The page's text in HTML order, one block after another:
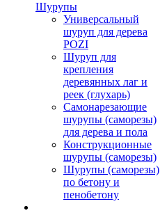
Шурупы
Универсальный
шуруп для дерева
POZI
Шуруп для
крепления
деревянных лаг и
реек (глухарь)
Самонарезающие
шурупы (саморезы)
для дерева и пола
Конструкционные
шурупы (саморезы)
Шурупы (саморезы)
по бетону и
пенобетону